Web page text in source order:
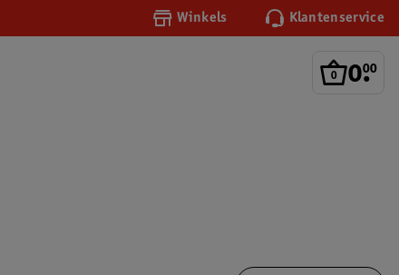
Winkels Klantenservice
0.
00